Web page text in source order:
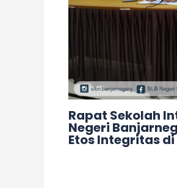
Rapat Sekolah
Negeri
Etos Integritas